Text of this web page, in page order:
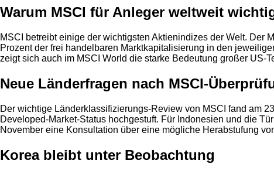
Warum MSCI für Anleger weltweit
MSCI betreibt einige der wichtigsten Aktienindizes der Welt. Der
Prozent der frei handelbaren Marktkapitalisierung in den
zeigt sich auch im MSCI World die starke Bedeutung großer US-
Neue Länderfragen nach MSCI-
Der wichtige Länderklassifizierungs-Review von MSCI fand am
Developed-Market-Status hochgestuft. Für Indonesien und die
November eine Konsultation über eine mögliche Herabstufung
Korea bleibt unter Beobachtung